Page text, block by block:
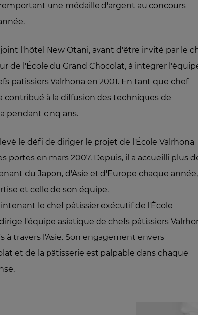
une médaille d'argent au concours
l'hôtel New Otani, avant d'être invité par le
de l'École du Grand Chocolat, à intégrer
pâtissiers Valrhona en 2001. En tant que chef
contribué à la diffusion des techniques de
pendant cinq ans.
le défi de diriger le projet de l'École Valrhona
portes en mars 2007. Depuis, il a accueilli plus
du Japon, d'Asie et d'Europe chaque année,
et celle de son équipe.
le chef pâtissier exécutif de l'École
l'équipe asiatique de chefs pâtissiers
à travers l'Asie. Son engagement envers
et de la pâtisserie est palpable dans chaque